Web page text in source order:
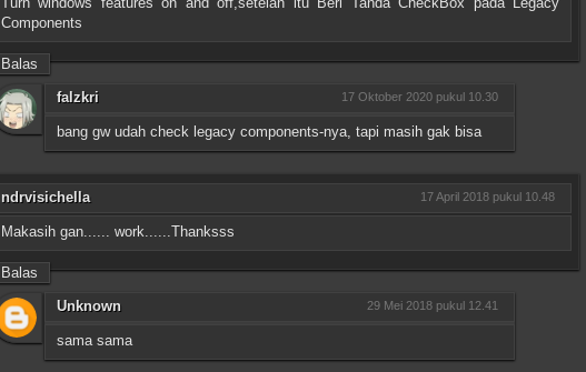
Components
Balas
falzkri
17 Oktober 2020 pukul 10.30
bang gw udah check legacy components-nya, tapi masih gak bisa
ndrvisichella 17 April 2018 pukul 10.48
Makasih gan...... work......Thanksss
Balas
Unknown
29 Mei 2018 pukul 12.41
sama sama